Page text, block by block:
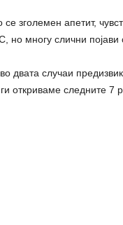
зголемен апетит,
многу слични појави
двата случаи
откриваме следните 7